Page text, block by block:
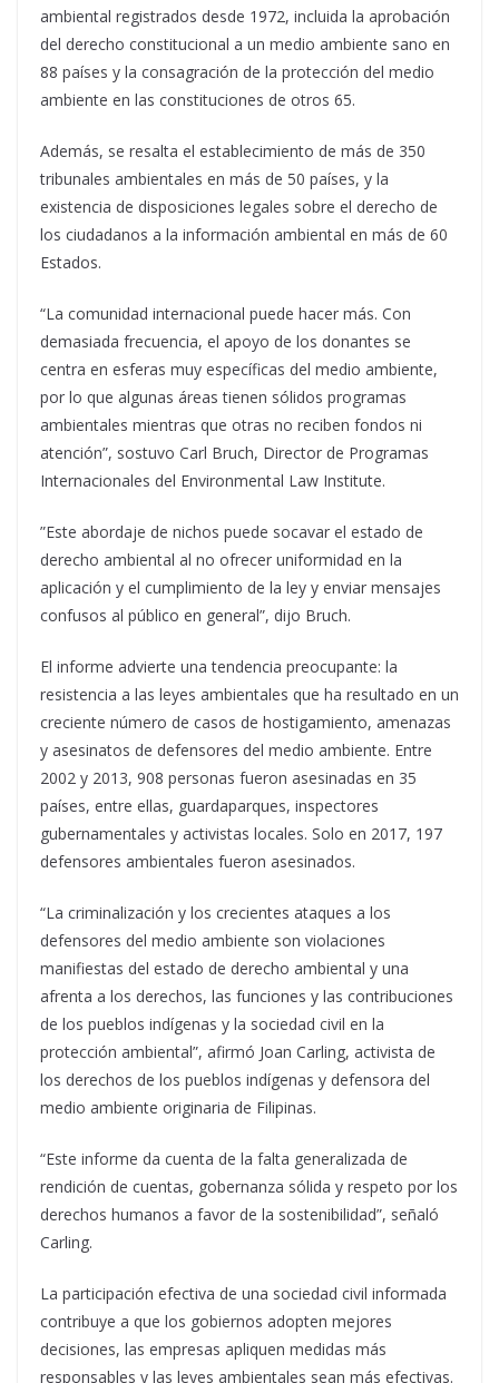
ambiental registrados desde 1972, incluida la aprobación
del derecho constitucional a un medio ambiente sano en
88 países y la consagración de la protección del medio
ambiente en las constituciones de otros 65.
Además, se resalta el establecimiento de más de 350
tribunales ambientales en más de 50 países, y la
existencia de disposiciones legales sobre el derecho de
los ciudadanos a la información ambiental en más de 60
Estados.
“La comunidad internacional puede hacer más. Con
demasiada frecuencia, el apoyo de los donantes se
centra en esferas muy específicas del medio ambiente,
por lo que algunas áreas tienen sólidos programas
ambientales mientras que otras no reciben fondos ni
atención”, sostuvo Carl Bruch, Director de Programas
Internacionales del Environmental Law Institute.
”Este abordaje de nichos puede socavar el estado de
derecho ambiental al no ofrecer uniformidad en la
aplicación y el cumplimiento de la ley y enviar mensajes
confusos al público en general”, dijo Bruch.
El informe advierte una tendencia preocupante: la
resistencia a las leyes ambientales que ha resultado en un
creciente número de casos de hostigamiento, amenazas
y asesinatos de defensores del medio ambiente. Entre
2002 y 2013, 908 personas fueron asesinadas en 35
países, entre ellas, guardaparques, inspectores
gubernamentales y activistas locales. Solo en 2017, 197
defensores ambientales fueron asesinados.
“La criminalización y los crecientes ataques a los
defensores del medio ambiente son violaciones
manifiestas del estado de derecho ambiental y una
afrenta a los derechos, las funciones y las contribuciones
de los pueblos indígenas y la sociedad civil en la
protección ambiental”, afirmó Joan Carling, activista de
los derechos de los pueblos indígenas y defensora del
medio ambiente originaria de Filipinas.
“Este informe da cuenta de la falta generalizada de
rendición de cuentas, gobernanza sólida y respeto por los
derechos humanos a favor de la sostenibilidad”, señaló
Carling.
La participación efectiva de una sociedad civil informada
contribuye a que los gobiernos adopten mejores
decisiones, las empresas apliquen medidas más
responsables y las leyes ambientales sean más efectivas.